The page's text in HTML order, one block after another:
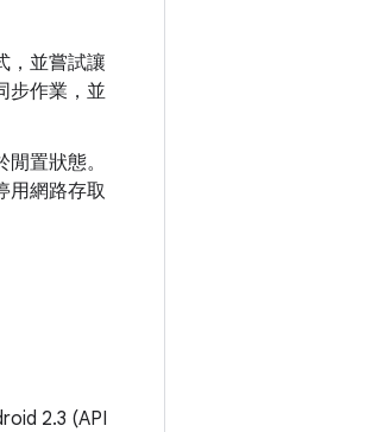
，並嘗試讓
步作業，並
置狀態。
用網路存取
2.3 (API